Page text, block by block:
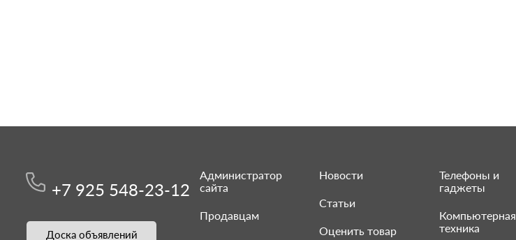
+7 925 548-23-12
Доска объявлений
Администратор
сайта
Продавцам
Новости
Статьи
Оценить товар
Телефоны и
гаджеты
Компьютерная
техника